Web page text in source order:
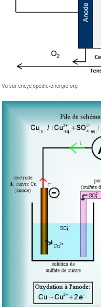
Vu sur encyclopedie-energie.org